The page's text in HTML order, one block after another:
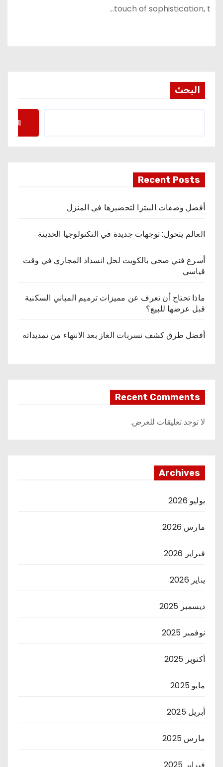
touch of sophistication, t...
البحث
البحث
Recent Posts
أفضل وصفات البيتزا لتحضيرها في المنزل
العالم يتحول: توجهات جديدة في التكنولوجيا الحديثة
أسرع فني صحي بالكويت لحل انسداد المجاري في وقت
قياسي
ماذا تحتاج أن تعرف عن مميزات ترميم المباني السكنية
قبل عرضها للبيع؟
أفضل طرق كشف تسربات الغاز بعد الانتهاء من تمديداته
Recent Comments
لا توجد تعليقات للعرض.
Archives
يوليو 2026
مارس 2026
فبراير 2026
يناير 2026
ديسمبر 2025
نوفمبر 2025
أكتوبر 2025
مايو 2025
أبريل 2025
مارس 2025